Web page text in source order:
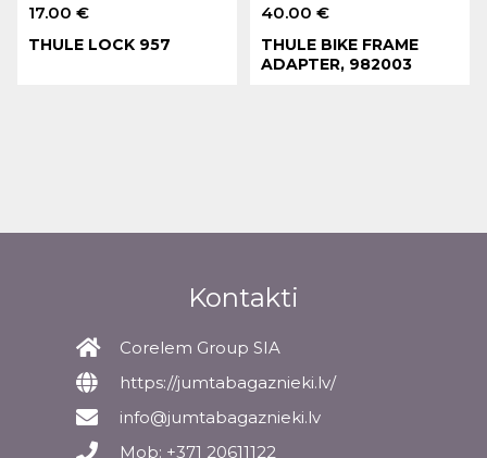
17.00 €
THULE LOCK 957
40.00 €
THULE BIKE FRAME
ADAPTER, 982003
Kontakti
Corelem Group SIA
https://jumtabagaznieki.lv/
info@jumtabagaznieki.lv
Mob: +371 20611122